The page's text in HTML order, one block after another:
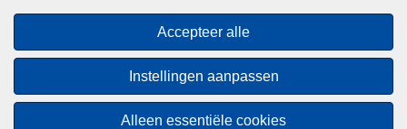
Accepteer alle
Instellingen aanpassen
Alleen essentiële cookies
Toegankelijkheid
© 2026 Politie.be